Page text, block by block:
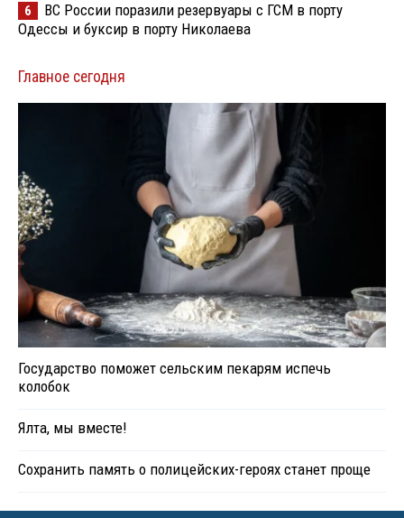
6
ВС России поразили резервуары с ГСМ в порту
Одессы и буксир в порту Николаева
Главное сегодня
Государство поможет сельским пекарям испечь
колобок
Ялта, мы вместе!
Сохранить память о полицейских-героях станет проще